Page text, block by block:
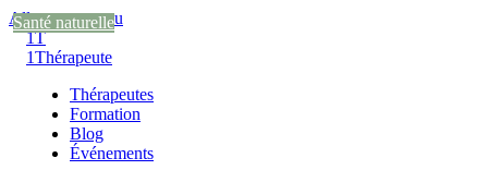
Aller au contenu
1T
1Thérapeute
Thérapeutes
Formation
Blog
Événements
Santé naturelle
Santé naturelle
Santé naturelle